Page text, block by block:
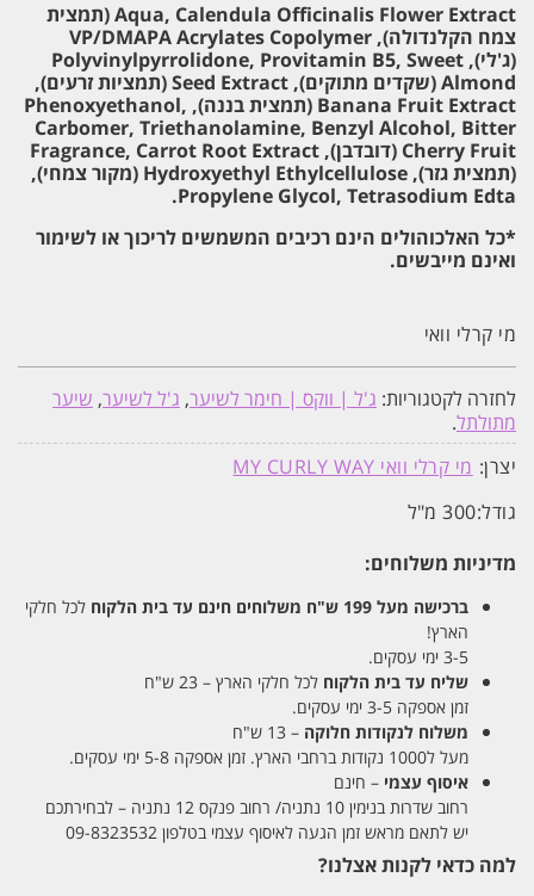
Aqua, Calendula Officinalis Flower Extract (תמצית
צמח הקלנדולה), VP/DMAPA Acrylates Copolymer
(ג'לי), Polyvinylpyrrolidone, Provitamin B5, Sweet
Almond (שקדים מתוקים), Seed Extract (תמציות זרעים),
Banana Fruit Extract (תמצית בננה), Phenoxyethanol,
Carbomer, Triethanolamine, Benzyl Alcohol, Bitter
Cherry Fruit (דובדבן), Fragrance, Carrot Root Extract
(תמצית גזר), Hydroxyethyl Ethylcellulose (מקור צמחי),
Propylene Glycol, Tetrasodium Edta.
*כל האלכוהולים הינם רכיבים המשמשים לריכוך או לשימור
ואינם מייבשים.
מי קרלי וואי
לחזרה לקטגוריות: ג'ל | ווקס | חימר לשיער, ג'ל לשיער, שיער
מתולתל.
יצרן: מי קרלי וואי MY CURLY WAY
גודל:300 מ"ל
מדיניות משלוחים:
ברכישה מעל 199 ש"ח משלוחים חינם עד בית הלקוח לכל חלקי
הארץ!
3-5 ימי עסקים.
שליח עד בית הלקוח לכל חלקי הארץ – 23 ש"ח
זמן אספקה 3-5 ימי עסקים.
משלוח לנקודות חלוקה – 13 ש"ח
מעל ל1000 נקודות ברחבי הארץ. זמן אספקה 5-8 ימי עסקים.
איסוף עצמי – חינם
רחוב שדרות בנימין 10 נתניה/ רחוב פנקס 12 נתניה – לבחירתכם
יש לתאם מראש זמן הגעה לאיסוף עצמי בטלפון 09-8323532
למה כדאי לקנות אצלנו?